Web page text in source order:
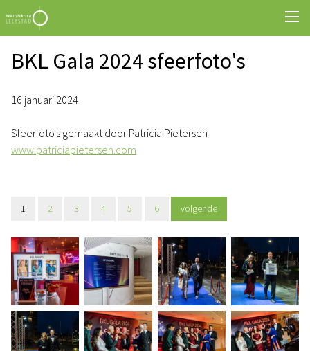
BKL Gala 2024 sfeerfoto's
16 januari 2024
Sfeerfoto's gemaakt door Patricia Pietersen
www.patriciapietersen.com
1 2 3 4 5 6 volgende